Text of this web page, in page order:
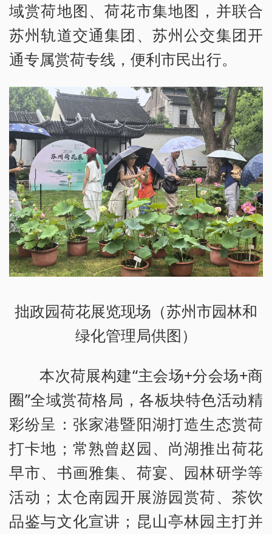
域赏荷地图、荷花市集地图，并联合
苏州轨道交通集团、苏州公交集团开
通专属赏荷专线，便利市民出行。
拙政园荷花展览现场（苏州市园林和
绿化管理局供图）
本次荷展构建“主会场+分会场+商
圈”全域赏荷格局，各板块特色活动精
彩纷呈：张家港暨阳湖打造生态赏荷
打卡地；常熟曾赵园、尚湖推出荷花
早市、书画雅集、荷宴、园林研学等
活动；太仓南园开展游园赏荷、茶饮
品鉴与文化宣讲；昆山亭林园主打并